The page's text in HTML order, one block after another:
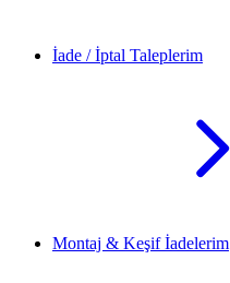
İade / İptal Taleplerim
Montaj & Keşif İadelerim